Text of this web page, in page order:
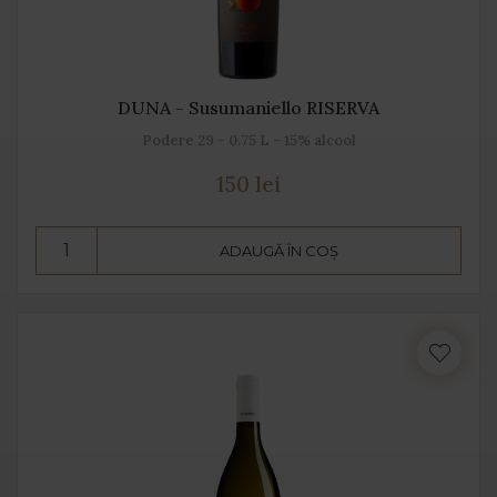
DUNA - Susumaniello RISERVA
Podere 29 - 0.75 L - 15% alcool
150 lei
ADAUGĂ ÎN COȘ